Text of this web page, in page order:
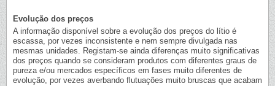
Evolução dos preços
A informação disponível sobre a evolução dos preços do lítio é
escassa, por vezes inconsistente e nem sempre divulgada nas
mesmas unidades. Registam-se ainda diferenças muito significativas
dos preços quando se consideram produtos com diferentes graus de
pureza e/ou mercados específicos em fases muito diferentes de
evolução, por vezes averbando flutuações muito bruscas que acabam